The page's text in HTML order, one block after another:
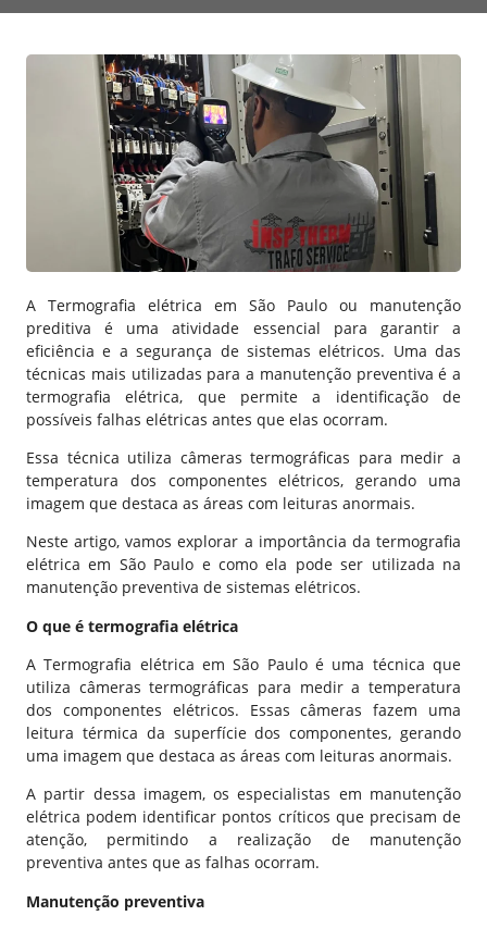
A Termografia elétrica em São Paulo ou manutenção
preditiva é uma atividade essencial para garantir a
eficiência e a segurança de sistemas elétricos. Uma das
técnicas mais utilizadas para a manutenção preventiva é a
termografia elétrica, que permite a identificação de
possíveis falhas elétricas antes que elas ocorram.
Essa técnica utiliza câmeras termográficas para medir a
temperatura dos componentes elétricos, gerando uma
imagem que destaca as áreas com leituras anormais.
Neste artigo, vamos explorar a importância da termografia
elétrica em São Paulo e como ela pode ser utilizada na
manutenção preventiva de sistemas elétricos.
O que é termografia elétrica
A Termografia elétrica em São Paulo é uma técnica que
utiliza câmeras termográficas para medir a temperatura
dos componentes elétricos. Essas câmeras fazem uma
leitura térmica da superfície dos componentes, gerando
uma imagem que destaca as áreas com leituras anormais.
A partir dessa imagem, os especialistas em manutenção
elétrica podem identificar pontos críticos que precisam de
atenção, permitindo a realização de manutenção
preventiva antes que as falhas ocorram.
Manutenção preventiva